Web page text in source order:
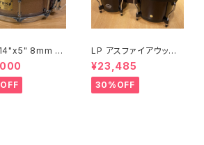
8mm メ
ネア SW-MU1
LP アスファイアウッド
ボンゴ LPA601-DW
(ダークウッド)
¥23,485
30%OFF